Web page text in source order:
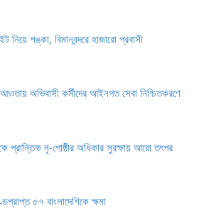
নিয়ে শঙ্কা, বিমানবন্দরে হাজারো প্রবাসী
অভিবাসী কর্মীদের আইনগত সেবা নিশ্চিতকরণে
প্রান্তিক নৃ-গোষ্ঠীর অধিকার সুরক্ষায় আরো তৎপর
৫৭ বাংলাদেশিকে ক্ষমা